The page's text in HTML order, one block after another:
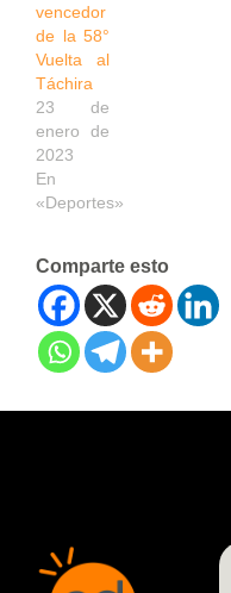
vencedor
de la 58°
Vuelta al
Táchira
23 de
enero de
2023
En
«Deportes»
Comparte esto